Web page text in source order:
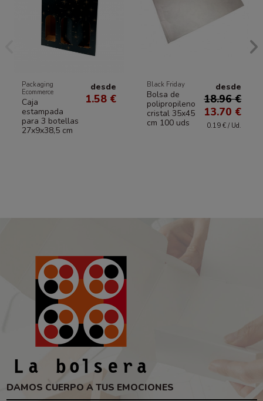
Packaging
Ecommerce
Caja
estampada
para 3 botellas
27x9x38,5 cm
desde
1.58 €
Black Friday
Bolsa de
polipropileno
cristal 35x45
cm 100 uds
desde
18.96 €
13.70 €
0.19 € / Ud.
DAMOS CUERPO A TUS EMOCIONES